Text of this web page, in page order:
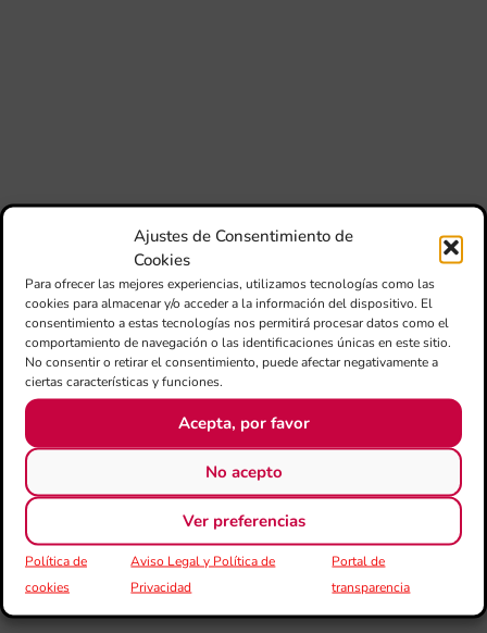
Ajustes de Consentimiento de
Cookies
Para ofrecer las mejores experiencias, utilizamos tecnologías como las
cookies para almacenar y/o acceder a la información del dispositivo. El
consentimiento a estas tecnologías nos permitirá procesar datos como el
comportamiento de navegación o las identificaciones únicas en este sitio.
No consentir o retirar el consentimiento, puede afectar negativamente a
ciertas características y funciones.
Acepta, por favor
No acepto
Ver preferencias
Política de
cookies
Aviso Legal y Política de
Privacidad
Portal de
transparencia
de
CATEGORÍAS